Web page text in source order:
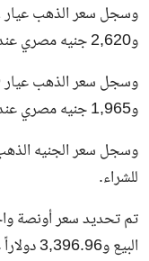
و2,620 جنيه مصري عند الشراء.
و1,965 جنيه مصري عند الشراء.
للشراء.
البيع و3,396.96 دولاراً عند الشراء.